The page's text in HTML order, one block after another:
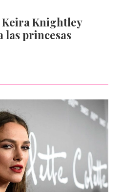
Keira Knightley
las princesas